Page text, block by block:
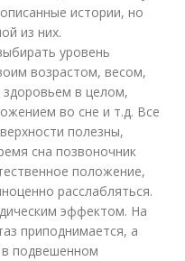
истории, но
из них.
уровень
возрастом, весом,
в целом,
во сне и т.д. Все
полезны,
сна позвоночник
положение,
расслабляться.
эффектом. На
приподнимается, а
в подвешенном